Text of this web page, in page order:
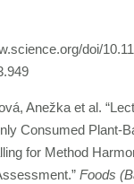
doi/
Anežka et al.
Consumed Plant-
for Method
Foods